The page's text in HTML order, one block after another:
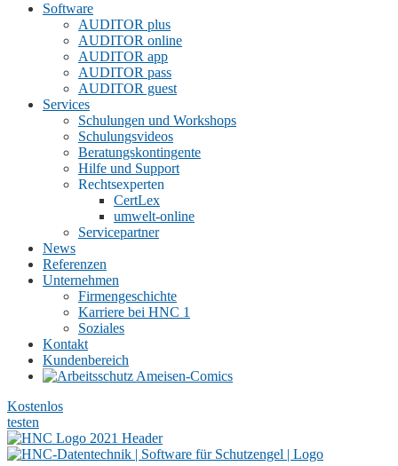
Software
AUDITOR plus
AUDITOR online
AUDITOR app
AUDITOR pass
AUDITOR guest
Services
Schulungen und Workshops
Schulungsvideos
Beratungskontingente
Hilfe und Support
Rechtsexperten
CertLex
umwelt-online
Servicepartner
News
Referenzen
Unternehmen
Firmengeschichte
Karriere bei HNC 1
Soziales
Kontakt
Kundenbereich
Kostenlos
testen